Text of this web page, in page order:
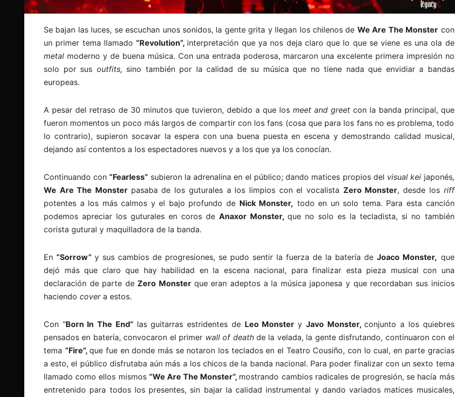
Se bajan las luces, se escuchan unos sonidos, la gente grita y llegan los chilenos de We Are The Monster con
un primer tema llamado“Revolution”, interpretación que ya nos deja claro que lo que se viene es una ola de
metal moderno y de buena música. Con una entrada poderosa, marcaron una excelente primera impresión no
solo por sus outfits, sino también por la calidad de su música que no tiene nada que envidiar a bandas
europeas.
A pesar del retraso de 30 minutos que tuvieron, debido a que los meet and greet con la banda principal, que
fueron momentos un poco más largos de compartir con los fans (cosa que para los fans no es problema, todo
lo contrario), supieron socavar la espera con una buena puesta en escena y demostrando calidad musical,
dejando así contentos a los espectadores nuevos y a los que ya los conocían.
Continuando con“Fearless” subieron la adrenalina en el público; dando matices propios del visual kei japonés,
We Are The Monster pasaba de los guturales a los limpios con el vocalista Zero Monster, desde los riff
potentes a los más calmos y el bajo profundo de Nick Monster, todo en un solo tema. Para esta canción
podemos apreciar los guturales en coros deAnaxor Monster,que no solo es la tecladista, si no también
corista gutural y maquilladora de la banda.
En“Sorrow”y sus cambios de progresiones, se pudo sentir la fuerza de la batería deJoaco Monster, que
dejó más que claro que hay habilidad en la escena nacional, para finalizar esta pieza musical con una
declaración de parte deZero Monster que eran adeptos a la música japonesa y que recordaban sus inicios
haciendo covera estos.
Con “Born In The End” las guitarras estridentes de Leo Monstery Javo Monster,conjunto a los quiebres
pensados en batería, convocaron el primer wall of deathde la velada, la gente disfrutando, continuaron con el
tema “Fire”,que fue en donde más se notaron los teclados en el Teatro Cousiño, con lo cual, en parte gracias
a esto, el público disfrutaba aún más a los chicos de la banda nacional. Para poder finalizar con un sexto tema
llamado como ellos mismos “We Are The Monster”, mostrando cambios radicales de progresión, se hacía más
entretenido para todos los presentes, sin bajar la calidad instrumental y dando variados matices musicales,